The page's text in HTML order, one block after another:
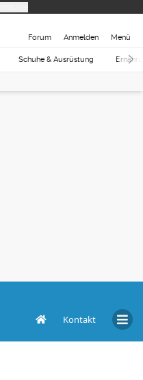
Forum Anmelden Menü
Schuhe & Ausrüstung
Kontakt